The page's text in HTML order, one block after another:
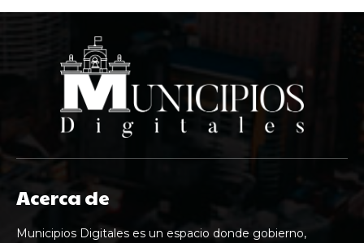
Acerca de
Municipios Digitales es un espacio donde gobierno,